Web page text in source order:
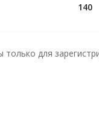
140
только для